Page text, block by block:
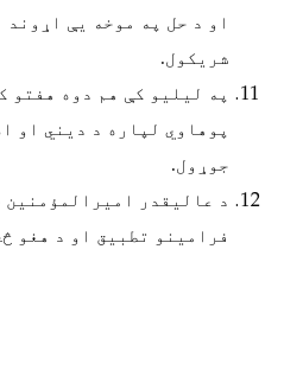
او د حل په موخه یې اړوند
شریکول.
په لیلیو کې هم دوه هفتو
پوهاوي لپاره د دیني او
جوړول.
د عالیقدر امیرالمؤمنین
فرامینو تطبیق او د هغو